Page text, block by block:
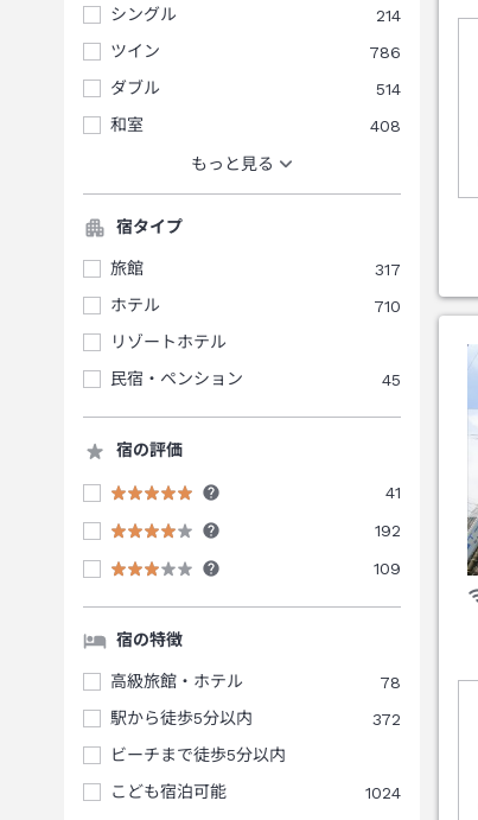
シングル
214
ツイン
786
ダブル
514
和室
408
もっと見る
宿タイプ
旅館
317
ホテル
710
リゾートホテル
民宿・ペンション
45
宿の評価
41
192
109
宿の特徴
高級旅館・ホテル
78
駅から徒歩5分以内
372
ビーチまで徒歩5分以内
こども宿泊可能
1024